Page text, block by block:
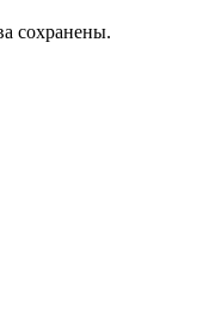
сохранены.